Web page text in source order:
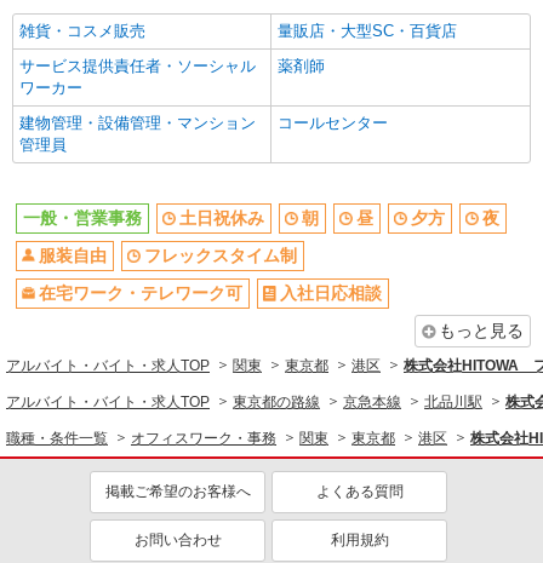
新卒・第二新卒歓迎
女性活躍中
主婦・主夫歓迎
フリーター歓迎
学歴不問
ミドル（40代～）活躍中
エルダー（50代～）活躍中
シニア（60代～）活躍中
ボーナス・賞与あり
昇給あり
時間固定シフト制
時間や曜日が選べる・シフト自由
禁煙・分煙
交通費支給
社会保険あり
家賃補助・住宅手当有
まかない・食事補助
退職金・財形貯蓄制度あり
各種手当（家族・役職・インセン
ティブなど）あり
社割・特典あり
制服貸与
研修制度あり
社員登用あり
同じ職種から求人を探す
オフィスワーク・事務
雑貨・コスメ販売
量販店・大型SC・百貨店
サービス提供責任者・ソーシャル
ワーカー
薬剤師
建物管理・設備管理・マンション
管理員
コールセンター
一般・営業事務 土日祝休み 朝 昼 夕方
夜
服装自由
フレックスタイム制
在宅ワーク・テレワーク可
入社日応相談
もっと見る
アルバイト・バイト・求人TOP 関東 東京都 港区 株式会社HITOWA
アルバイト・バイト・求人TOP 東京都の路線 京急本線 北品川駅 株式
職種・条件一覧 オフィスワーク・事務 関東 東京都 港区 株式会社
掲載ご希望のお客様へ よくある質問
お問い合わせ 利用規約